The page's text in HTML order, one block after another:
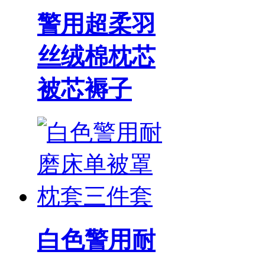
警用超柔羽
丝绒棉枕芯
被芯褥子
白色警用耐